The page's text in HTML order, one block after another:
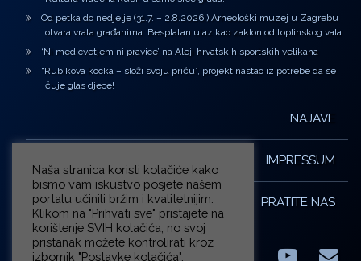
Od petka do nedjelje (31.7. – 2.8.2026.) Arheološki muzej u Zagrebu
otvara vrata građanima: Besplatan ulaz kao zaklon od toplinskog vala
‘Ni med cvetjem ni pravice’ na Aleji hrvatskih sportskih velikana
“Rubikova kocka – složi svoju priču”, projekt nastao iz potrebe da se
čuje glas djece!
NAJAVE
IMPRESSUM
PRATITE NAS
Naša stranica koristi kolačiće kako
bismo vam iskustvo posjete našem
portalu učinili bržim i kvalitetnijim.
Klikom na "Prihvati sve" pristajete na
korištenje SVIH kolačića, no svoj
pristanak možete kontrolirati kroz
izbornik "Postavke kolačića".